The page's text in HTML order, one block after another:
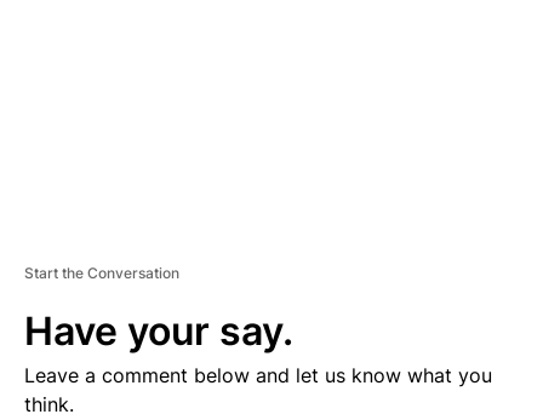
Start the Conversation
Have your say.
Leave a comment below and let us know what you
think.